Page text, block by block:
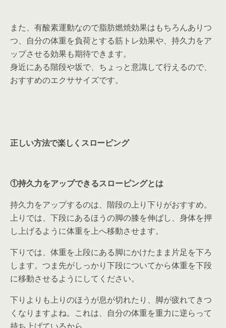
また、有酸素運動なので脂肪燃焼効果はもちろんありつ
つ、自分の体重を負荷とする筋トレ効果や、持久力をア
ップさせる効果も期待できます。
身近にある階段や坂で、ちょっと意識して行えるので、
おすすめのエクササイズです。
正しい方法で楽しくスローピング
①持久力をアップできるスローピングとは
持久力をアップするのは、階段の上り下りがおすすめ。
上りでは、下段にあるほうの脚の膝を伸ばし、身体を押
し上げるように体重を上へ移動させます。
下りでは、体重を上段にある脚にかけたまま片足を下ろ
します。つま先がしっかり下段についてから体重を下段
に移動させるようにしてください。
下りよりも上りのほうが息が切れたり、脚が疲れてきつ
くなりますよね。これは、自分の体重を重力に逆らって